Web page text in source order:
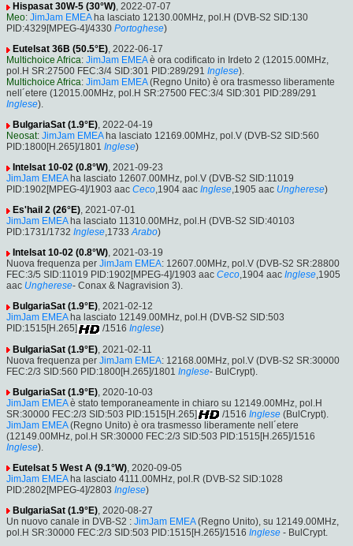
Hispasat 30W-5 (30°W), 2022-07-07
Meo: JimJam EMEAha lasciato 12130.00MHz, pol.H (DVB-S2 SID:130
PID:4329[MPEG-4]/4330 Portoghese)
Eutelsat 36B (50.5°E), 2022-06-17
Multichoice Africa: JimJam EMEAè ora codificato in Irdeto 2 (12015.00MHz,
pol.H SR:27500 FEC:3/4 SID:301 PID:289/291 Inglese).
Multichoice Africa: JimJam EMEA(Regno Unito) è ora trasmesso liberamente
nell´etere (12015.00MHz, pol.H SR:27500 FEC:3/4 SID:301 PID:289/291
Inglese).
BulgariaSat (1.9°E), 2022-04-19
Neosat: JimJam EMEAha lasciato 12169.00MHz, pol.V (DVB-S2 SID:560
PID:1800[H.265]/1801 Inglese)
Intelsat 10-02 (0.8°W), 2021-09-23
JimJam EMEAha lasciato 12607.00MHz, pol.V (DVB-S2 SID:11019
PID:1902[MPEG-4]/1903 aac Ceco,1904 aac Inglese,1905 aac Ungherese)
Es'hail 2 (26°E), 2021-07-01
JimJam EMEAha lasciato 11310.00MHz, pol.H (DVB-S2 SID:40103
PID:1731/1732 Inglese,1733 Arabo)
Intelsat 10-02 (0.8°W), 2021-03-19
Nuova frequenza per JimJam EMEA: 12607.00MHz, pol.V (DVB-S2 SR:28800
FEC:3/5 SID:11019 PID:1902[MPEG-4]/1903 aac Ceco,1904 aac Inglese,1905
aac Ungherese- Conax & Nagravision 3).
BulgariaSat (1.9°E), 2021-02-12
JimJam EMEAha lasciato 12149.00MHz, pol.H (DVB-S2 SID:503
PID:1515[H.265]
/1516 Inglese)
BulgariaSat (1.9°E) , 2021-02-11
Nuova frequenza per JimJam EMEA: 12168.00MHz, pol.V (DVB-S2 SR:30000
FEC:2/3 SID:560 PID:1800[H.265]/1801 Inglese- BulCrypt).
BulgariaSat (1.9°E) , 2020-10-03
JimJam EMEAè stato temporaneamente in chiaro su 12149.00MHz, pol.H
SR:30000 FEC:2/3 SID:503 PID:1515[H.265]
/1516 Inglese (BulCrypt).
JimJam EMEA(Regno Unito) è ora trasmesso liberamente nell´etere
(12149.00MHz, pol.H SR:30000 FEC:2/3 SID:503 PID:1515[H.265]/1516
Inglese).
Eutelsat 5 West A (9.1°W), 2020-09-05
JimJam EMEAha lasciato 4111.00MHz, pol.R (DVB-S2 SID:1028
PID:2802[MPEG-4]/2803 Inglese)
BulgariaSat (1.9°E), 2020-08-27
Un nuovo canale in DVB-S2 : JimJam EMEA(Regno Unito), su 12149.00MHz,
pol.H SR:30000 FEC:2/3 SID:503 PID:1515[H.265]/1516 Inglese - BulCrypt.